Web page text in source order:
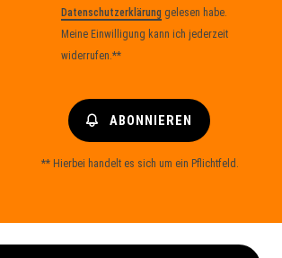
Daten­schutz­erklärung gelesen habe.
Meine Einwilligung kann ich jederzeit
widerrufen.**
ABONNIEREN
** Hierbei handelt es sich um ein Pflichtfeld.